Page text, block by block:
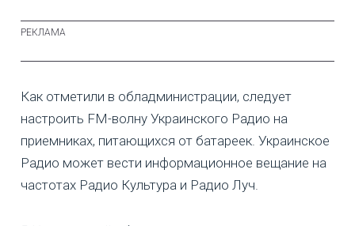
Как отметили в обладминистрации, следует
настроить FM-волну Украинского Радио на
приемниках, питающихся от батареек. Украинское
Радио может вести информационное вещание на
частотах Радио Культура и Радио Луч.